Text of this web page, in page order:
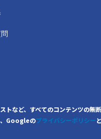
、すべてのコンテンツの無断
、Googleのプライバシーポリシーと